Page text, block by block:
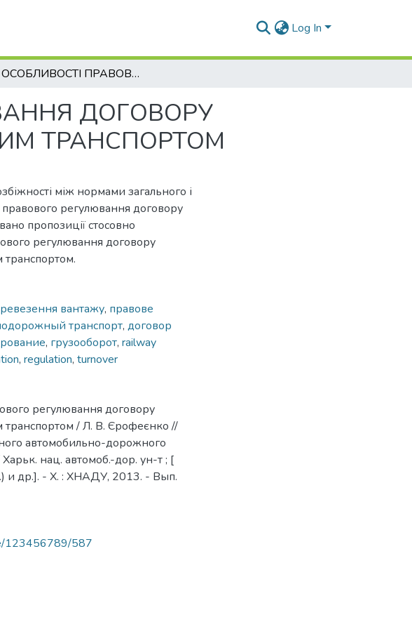
Log In
ОСОБЛИВОСТІ ПРАВОВОГО РЕГУЛЮВАННЯ ДОГОВОРУ ПЕРЕВЕЗЕННЯ ВАНТАЖУ ЗАЛІЗНИЧНИМ ТРАНСПОРТОМ
ДОГОВОРУ
ТРАНСПОРТОМ
між нормами загального і
регулювання договору
пропозиції стосовно
регулювання договору
транспортом.
вантажу, правове
транспорт, договор
, грузооборот, railway
, regulation, turnover
регулювання договору
транспортом / Л. В. Єрофеєнко //
автомобильно-дорожного
Харьк. нац. автомоб.-дор. ун-т ; [
и др.]. - Х. : ХНАДУ, 2013. - Вып.
123456789/587